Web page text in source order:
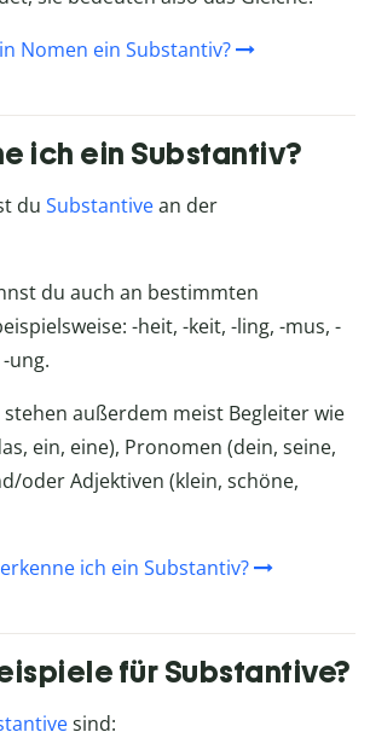
Nomen ein Substantiv?
ich ein Substantiv?
du Substantivean der
du auch an bestimmten
-heit, -keit, -ling, -mus, -
ung.
außerdem meist Begleiter wie
ein, eine), Pronomen (dein, seine,
oder Adjektiven (klein, schöne,
ich ein Substantiv?
für Substantive?
sind: